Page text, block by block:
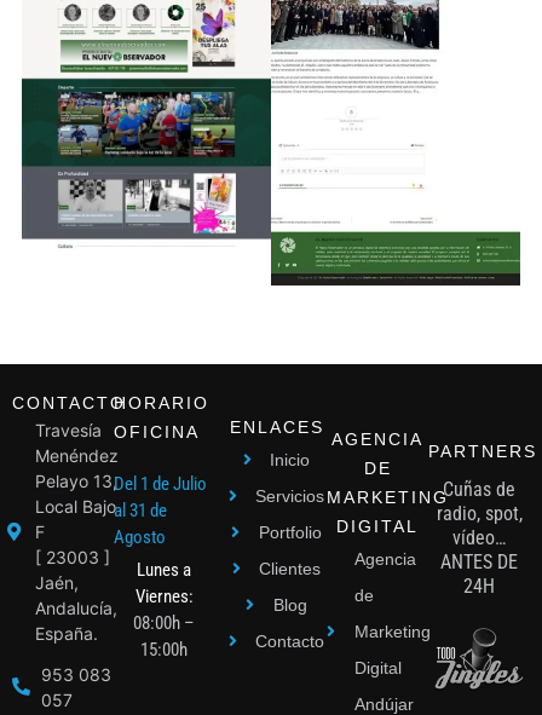
CONTACTO
Travesía
Menéndez
Pelayo 13,
Local Bajo
F
[ 23003 ]
Jaén,
Andalucía,
España.
953 083
057
HORARIO
OFICINA
Del 1 de Julio
al 31 de
Agosto
Lunes a
Viernes:
08:00h –
15:00h
ENLACES
Inicio
Servicios
Portfolio
Clientes
Blog
Contacto
AGENCIA
DE
MARKETING
DIGITAL
Agencia
de
Marketing
Digital
Andújar
PARTNERS
Cuñas de
radio, spot,
vídeo…
ANTES DE
24H